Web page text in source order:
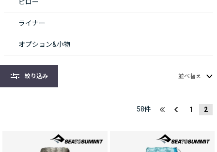
絞り込み 並べ替え
58件 1 2
ピロー
ライナー
オプション&小物